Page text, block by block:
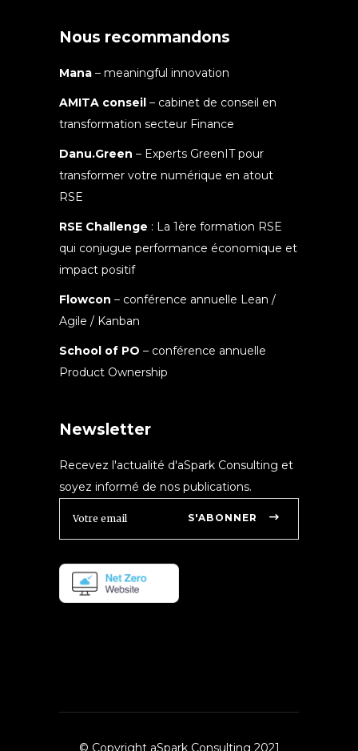
Nous recommandons
Mana – meaningful innovation
AMITA conseil – cabinet de conseil en
transformation secteur Finance
Danu.Green – Experts GreenIT pour
transformer votre numérique en atout
RSE
RSE Challenge : La 1ère formation RSE
qui conjugue performance économique et
impact positif
Flowcon – conférence annuelle Lean /
Agile / Kanban
School of PO – conférence annuelle
Product Ownership
Newsletter
Recevez l'actualité d'aSpark Consulting et
soyez informé de nos publications.
S'ABONNER
© Copyright aSpark Consulting 2021